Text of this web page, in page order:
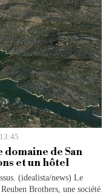
de San
et un hôtel
(idealista/news) Le
Brothers, une société